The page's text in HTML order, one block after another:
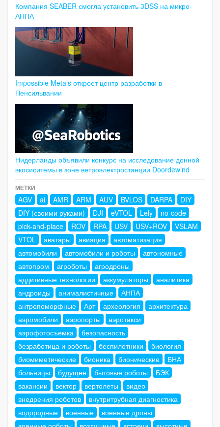
Компания SEABER смогла установить 3DSS на микро-
АНПА
Impossible Metals откроет центр разработки в
Пенсильвании
Нидерланды объявили конкурс на исследование донной
экосиситемы в зоне ветроэлектростанции Doordewind
МЕТКИ
AGV ai AMR ARM AUV BVLOS DARPA
DIY
DIY (своими руками)
DJI eVTOL Lely
no-code
pick-and-place
ROV RPA USV USV+ROV
VSLAM
VTOL
аватары авиация
автоматизация
автомобили
автомобили и роботы
автономные
автопром
агроботы
агродроны
аддитивные технологии
аккумуляторы
аналитика
андроиды
анималистичные
АНПА
антропоморфные
Арт археология
архитектура
аэромобили
аэропорты
аэротакси
аэрофотосъемка
безопасность
безработица и роботы
беспилотники
биология
биомиметические
бионика бионические
БНА
больницы
будущее бытовые роботы
БЭК
вакансии
вектор вертолеты
видео
внедрения роботов
внутритрубная диагностика
водородные
военные
военные дроны